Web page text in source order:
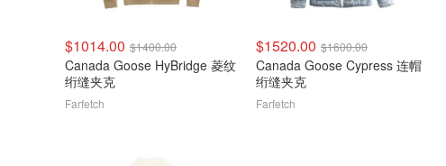
$1014.00 $1400.00
Canada Goose HyBridge 菱纹
绗缝夹克
Farfetch
$1520.00 $1600.00
Canada Goose Cypress 连帽
绗缝夹克
Farfetch